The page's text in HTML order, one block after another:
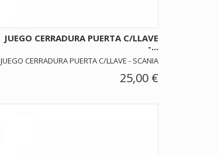
JUEGO CERRADURA PUERTA C/LLAVE
-...
JUEGO CERRADURA PUERTA C/LLAVE - SCANIA
25,00 €